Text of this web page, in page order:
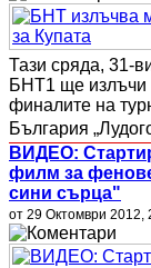
Тази сряда, 31-
БНТ1 ще излъчи
финалите на
България
ВИДЕО:
филм за
сини сърца"
от 29 Октомври 2012,